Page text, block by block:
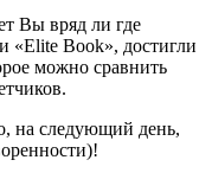
Вы вряд ли где
«Elite Book», достигли
можно сравнить
на следующий день,